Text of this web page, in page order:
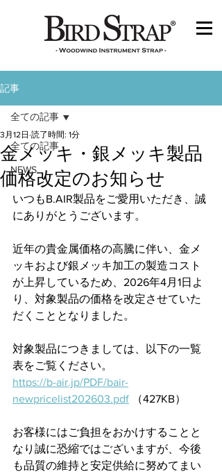
記事
全ての記事
NEWS
全ての記事
金メッキ・銀メッキ製品
価格改定のお知らせ
3月12日 読了時間: 1分
いつもB.AIR製品をご愛用いただき、誠
にありがとうございます。
近年の貴金属価格の高騰に伴い、金メ
ッキおよび銀メッキ加工の製造コスト
が上昇しているため、2026年4月1日よ
り、対象製品の価格を改定させていた
だくこととなりました。
対象製品につきましては、以下の一覧
表をご覧ください。
https://b-air.jp/PDF/bair-
newpricelist202603.pdf （427KB）
お客様にはご負担をおかけすることと
なり誠に恐縮ではございますが、今後
も品質の維持と安定供給に努めてまい